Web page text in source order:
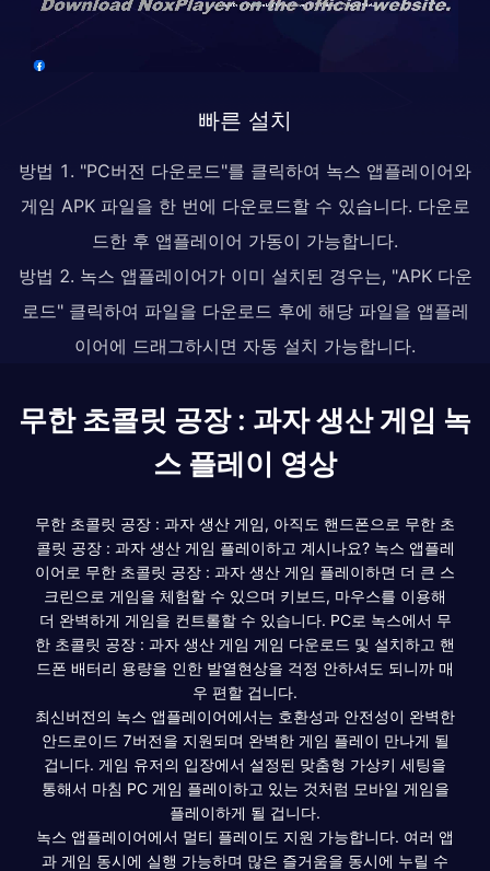
빠른 설치
방법 1. "PC버전 다운로드"를 클릭하여 녹스 앱플레이어와
게임 APK 파일을 한 번에 다운로드할 수 있습니다. 다운로
드한 후 앱플레이어 가동이 가능합니다.
방법 2. 녹스 앱플레이어가 이미 설치된 경우는, "APK 다운
로드" 클릭하여 파일을 다운로드 후에 해당 파일을 앱플레
이어에 드래그하시면 자동 설치 가능합니다.
무한 초콜릿 공장 : 과자 생산 게임 녹
스 플레이 영상
무한 초콜릿 공장 : 과자 생산 게임, 아직도 핸드폰으로 무한 초
콜릿 공장 : 과자 생산 게임 플레이하고 계시나요? 녹스 앱플레
이어로 무한 초콜릿 공장 : 과자 생산 게임 플레이하면 더 큰 스
크린으로 게임을 체험할 수 있으며 키보드, 마우스를 이용해
더 완벽하게 게임을 컨트롤할 수 있습니다. PC로 녹스에서 무
한 초콜릿 공장 : 과자 생산 게임 게임 다운로드 및 설치하고 핸
드폰 배터리 용량을 인한 발열현상을 걱정 안하셔도 되니까 매
우 편할 겁니다.
최신버전의 녹스 앱플레이어에서는 호환성과 안전성이 완벽한
안드로이드 7버전을 지원되며 완벽한 게임 플레이 만나게 될
겁니다. 게임 유저의 입장에서 설정된 맞춤형 가상키 세팅을
통해서 마침 PC 게임 플레이하고 있는 것처럼 모바일 게임을
플레이하게 될 겁니다.
녹스 앱플레이어에서 멀티 플레이도 지원 가능합니다. 여러 앱
과 게임 동시에 실행 가능하며 많은 즐거움을 동시에 누릴 수